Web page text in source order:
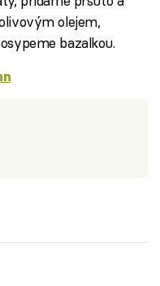
olejem,
bazalkou.